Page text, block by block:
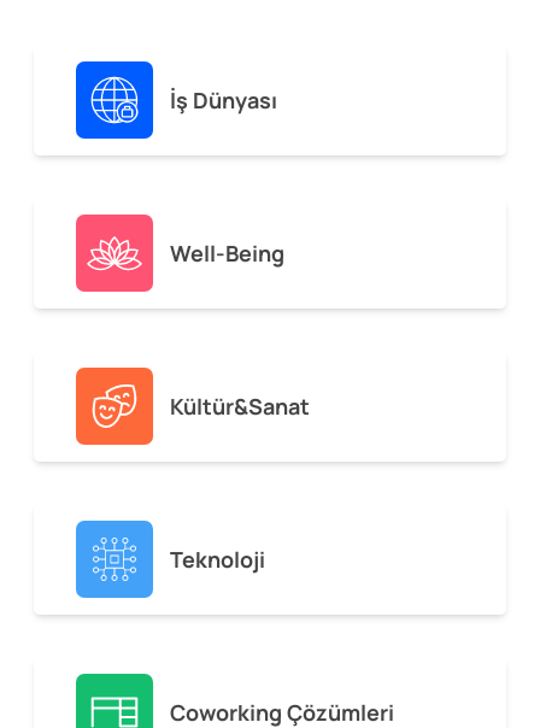
İş Dünyası
Well-Being
Kültür&Sanat
Teknoloji
Coworking Çözümleri